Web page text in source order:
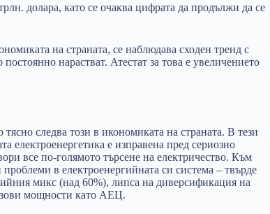
долара, като се очаква цифрата да продължи да се
на страната, се наблюдава сходен тренд с
нарастват. Атестат за това е увеличението
следва този в икономиката на страната. В тези
електроенергетика е изправена пред сериозно
все по-голямото търсене на електричество. Към
в електроенергийната си система – твърде
микс (над 60%), липса на диверсификация на
мощности като АЕЦ.